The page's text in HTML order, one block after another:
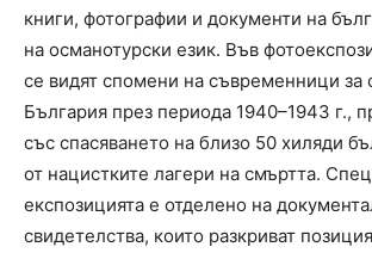
книги, фотографии и документи на
на османотурски език. Във
се видят спомени на съвременници за
България през периода 1940–1943 г.,
със спасяването на близо 50 хиляди
от нацистките лагери на смъртта.
експозицията е отделено на
свидетелства, които разкриват